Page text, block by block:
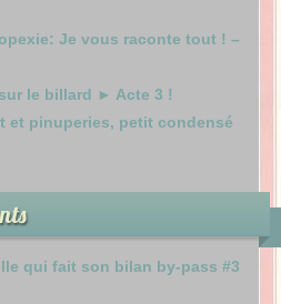
Je vous raconte tout ! –
le billard ► Acte 3 !
et pinuperies, petit condensé
qui fait son bilan by-pass #3